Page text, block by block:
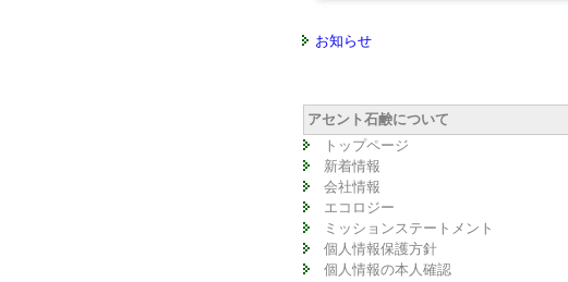
お知らせ
アセント石鹸について
トップページ
新着情報
会社情報
エコロジー
ミッションステートメント
個人情報保護方針
個人情報の本人確認